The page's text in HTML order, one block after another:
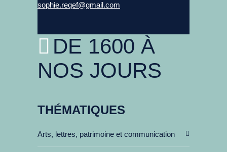
sophie.reqef@gmail.com
DE 1600 À
NOS JOURS
THÉMATIQUES
Arts, lettres, patrimoine et communication